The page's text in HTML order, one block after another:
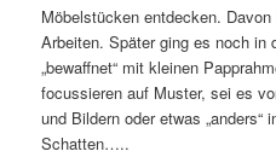
Möbelstücken entdecken.
Arbeiten. Später ging es noch in
„bewaffnet“ mit kleinen
focussieren auf Muster, sei es
und Bildern oder etwas „anders“
Schatten…..